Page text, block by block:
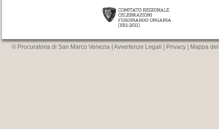
© Procuratoria di San Marco Venezia | Avvertenze Legali Privacy Mappa